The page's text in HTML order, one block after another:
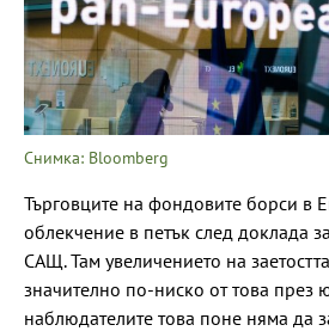
Снимка: Bloomberg
Търговците на фондовите борси в
облекчение в петък след доклада
САЩ. Там увеличението на
значително по-ниско от това през
наблюдателите това поне няма да